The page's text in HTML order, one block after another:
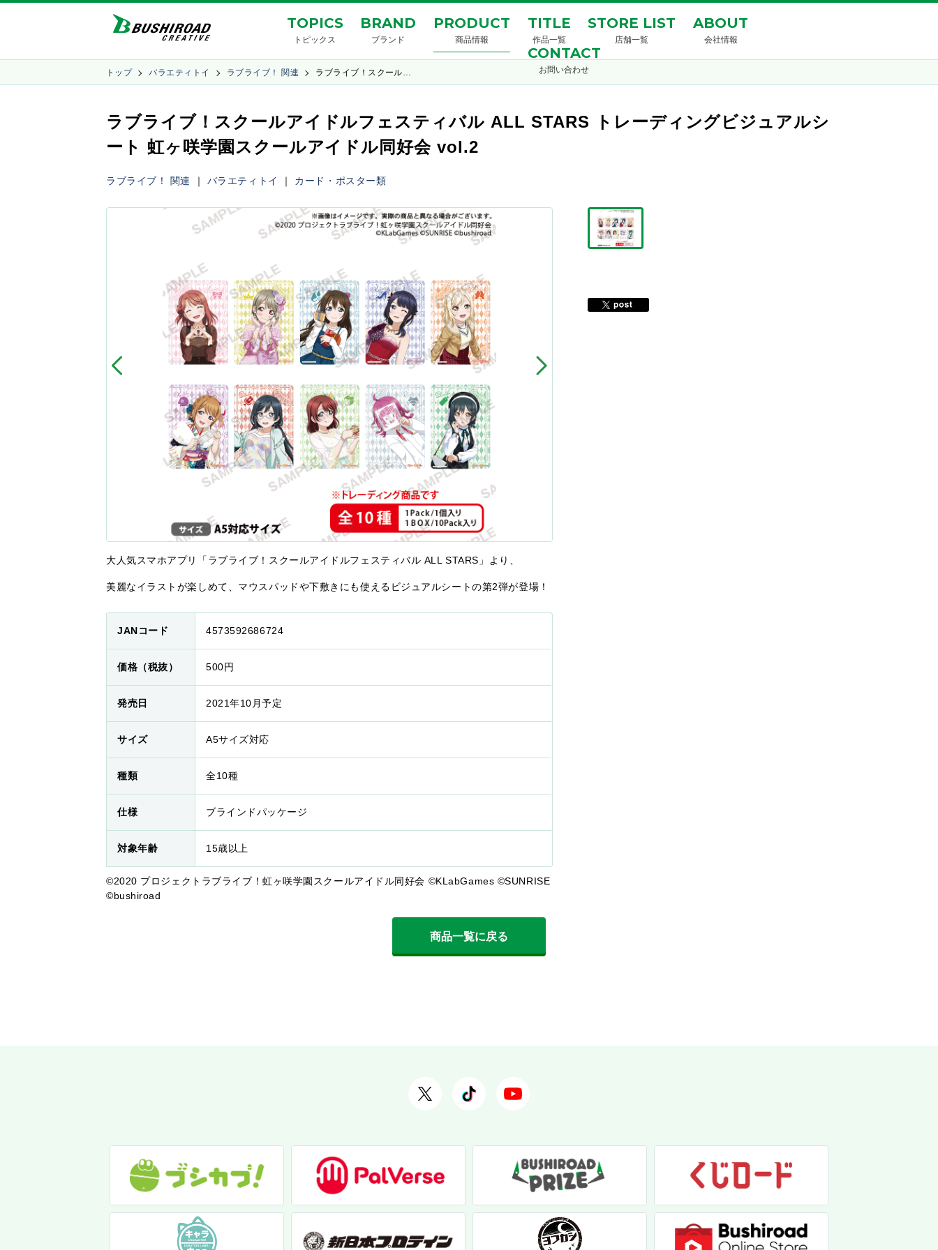
TOPICS
トピックス
BRAND
ブランド
PRODUCT
商品情報
TITLE
作品一覧
STORE LIST
店舗一覧
ABOUT
会社情報
CONTACT
お問い合わせ
トップ バラエティトイ ラブライブ！ 関連 ラブライブ！スクール…
ラブライブ！スクールアイドルフェスティバル ALL STARS トレーディングビジュアルシ
ート 虹ヶ咲学園スクールアイドル同好会 vol.2
ラブライブ！ 関連 ｜ バラエティトイ ｜ カード・ポスター類
大人気スマホアプリ「ラブライブ！スクールアイドルフェスティバル ALL STARS」より、
美麗なイラストが楽しめて、マウスパッドや下敷きにも使えるビジュアルシートの第2弾が登場！
JANコード 4573592686724
価格（税抜） 500円
発売日 2021年10月予定
サイズ A5サイズ対応
種類 全10種
仕様 ブラインドパッケージ
対象年齢 15歳以上
©2020 プロジェクトラブライブ！虹ヶ咲学園スクールアイドル同好会 ©KLabGames ©SUNRISE
©bushiroad
商品一覧に戻る